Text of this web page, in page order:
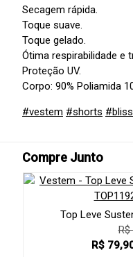
Secagem rápida.
Toque suave.
Toque gelado.
Ótima respirabilidade e
Proteção UV.
Corpo: 90% Poliamida
#vestem #shorts
Compre Junto
Top Leve
R$
R$